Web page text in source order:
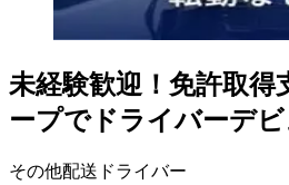
未経験歓迎！免許取得
ープでドライバーデ
その他配送ドライバー